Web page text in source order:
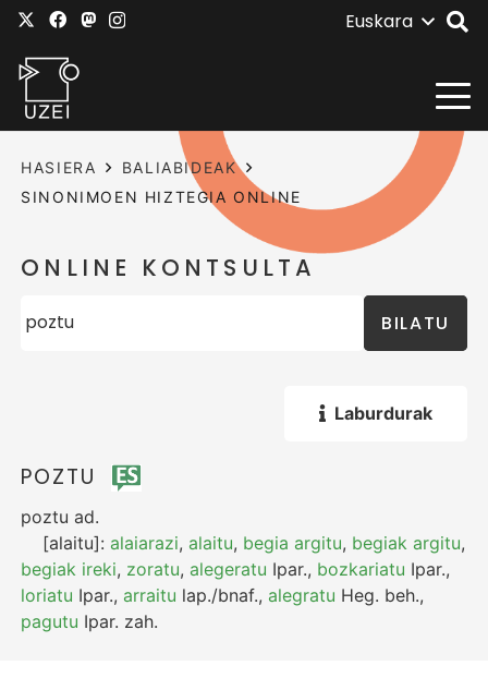
Euskara
HASIERA
BALIABIDEAK
SINONIMOEN HIZTEGIA ONLINE
ONLINE KONTSULTA
BILATU
Laburdurak
POZTU
poztu ad.
[alaitu]:alaiarazi,alaitu, begia argitu, begiak argitu,
begiak ireki, zoratu,alegeratu Ipar., bozkariatu Ipar.,
loriatu Ipar.,arraitu lap./bnaf.,alegratu Heg. beh.,
pagutu Ipar. zah.